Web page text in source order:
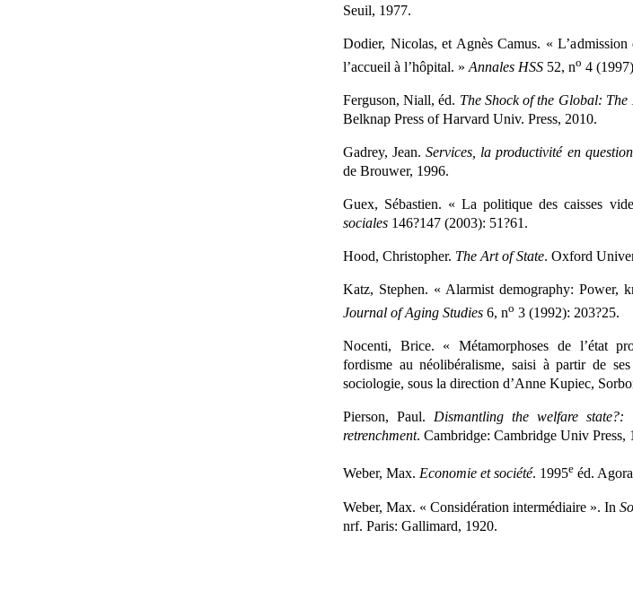
Seuil, 1977.
Dodier, Nicolas, et Agnès Camus. «
l’accueil à l’hôpital. » Annales HSS 52, no 4
Ferguson, Niall, éd. The Shock of the Global: The
Belknap Press of Harvard Univ. Press, 2010.
Gadrey, Jean.Services, la productivité en question
de Brouwer, 1996.
Guex, Sébastien. « La politique des caisses
sociales 146?147 (2003): 51?61.
Hood, Christopher. The Art of State. Oxford
Katz, Stephen. « Alarmist demography: Power,
Journal of Aging Studies 6, no 3 (1992): 203?25.
Nocenti, Brice. « Métamorphoses de l’état
fordisme au néolibéralisme, saisi à partir de
sociologie, sous la direction d’Anne Kupiec,
Pierson, Paul. Dismantling the welfare
retrenchment. Cambridge: Cambridge Univ Press,
Weber, Max. Economie et société. 1995e éd.
Weber, Max. « Considération intermédiaire ». In
nrf. Paris: Gallimard, 1920.